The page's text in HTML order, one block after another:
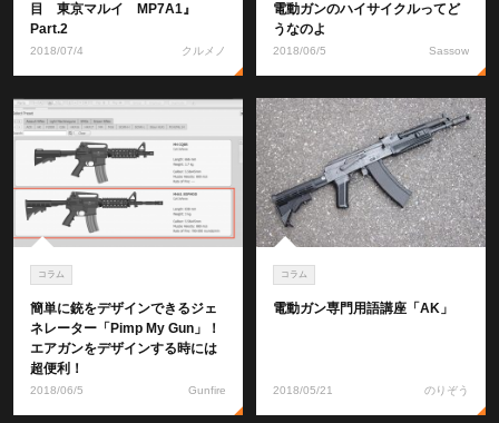
目 東京マルイ MP7A1』
Part.2
2018/07/4 クルメノ
電動ガンのハイサイクルってど
うなのよ
2018/06/5 Sassow
コラム
簡単に銃をデザインできるジェ
ネレーター「Pimp My Gun」！
エアガンをデザインする時には
超便利！
2018/06/5 Gunfire
コラム
電動ガン専門用語講座「AK」
2018/05/21 のりぞう